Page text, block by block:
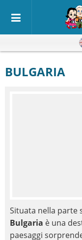
BULGARIA
Situata nella parte
Bulgaria è una
paesaggi